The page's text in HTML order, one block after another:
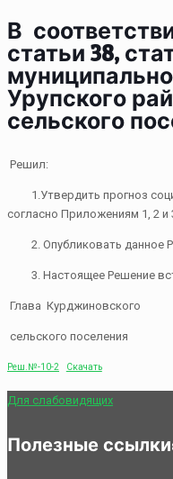
В
статьи 38,
Урупского
сельского
Решил:
1.Утвердить прогноз
согласно Приложениям 1, 2
2. Опубликовать данное
3. Настоящее Решение
Глава Курджиновского
сельского
Реш.№-10-2 Скачать
Для слабовидящих
Полезные